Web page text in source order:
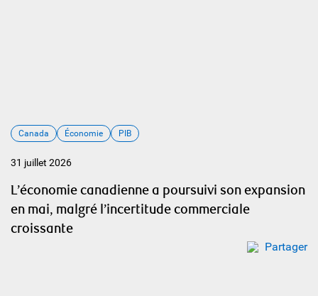
Canada Économie PIB
31 juillet 2026
L’économie canadienne a poursuivi son expansion
en mai, malgré l’incertitude commerciale
croissante
Partager